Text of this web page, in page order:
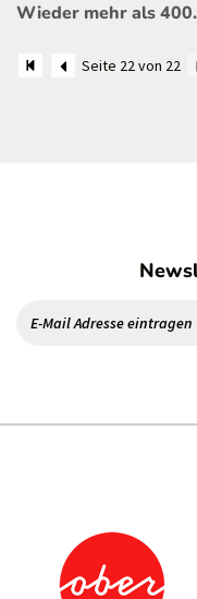
Wieder mehr als
Seite 22 von 22